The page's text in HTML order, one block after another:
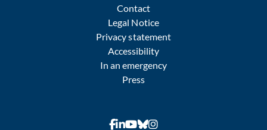
Contact
Legal Notice
Privacy statement
Accessibility
In an emergency
Press